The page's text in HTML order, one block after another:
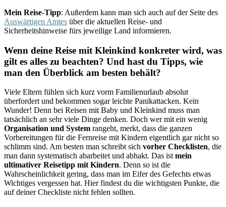
Mein Reise-Tipp: Außerdem kann man sich auch auf der Seite des
Auswärtigen Amtes über die aktuellen Reise- und
Sicherheitshinweise fürs jeweilige Land informieren.
Wenn deine Reise mit Kleinkind konkreter wird, was
gilt es alles zu beachten? Und hast du Tipps, wie
man den Überblick am besten behält?
Viele Eltern fühlen sich kurz vorm Familienurlaub absolut
überfordert und bekommen sogar leichte Panikattacken. Kein
Wunder! Denn bei Reisen mit Baby und Kleinkind muss man
tatsächlich an sehr viele Dinge denken. Doch wer mit ein wenig
Organisation und System rangeht, merkt, dass die ganzen
Vorbereitungen für die Fernreise mit Kindern eigentlich gar nicht so
schlimm sind. Am besten man schreibt sich vorher Checklisten, die
man dann systematisch abarbeitet und abhakt. Das ist mein
ultimativer Reisetipp mit Kindern. Denn so ist die
Wahrscheinlichkeit gering, dass man im Eifer des Gefechts etwas
Wichtiges vergessen hat. Hier findest du die wichtigsten Punkte, die
auf deiner Checkliste nicht fehlen sollten.